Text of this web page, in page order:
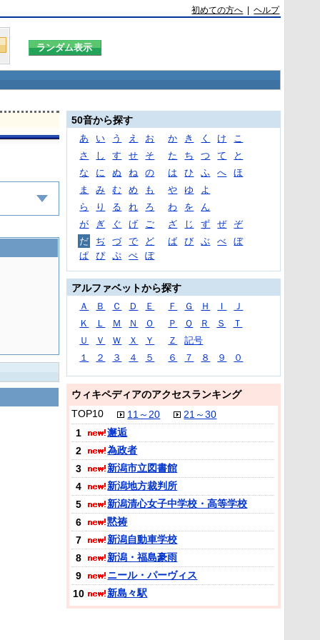
初めての方へ |ヘルプ
50音から探す
あ い う え お か き く け
こ
さ
し す せ そ た ち つ て
と
な
に ぬ ね の は ひ ふ へ
ほ
ま
み む め も や ゆ
よ
ら
り る れ ろ わ を
ん
が
ぎ ぐ げ ご ざ じ ず ぜ
ぞ
だ
ぢ づ で ど ば び ぶ べ
ぼ
ぱ
ぴ ぷ ぺ ぽ
アルファベットから探す
Ａ Ｂ Ｃ Ｄ Ｅ Ｆ Ｇ Ｈ Ｉ
Ｊ
Ｋ
Ｌ Ｍ Ｎ Ｏ Ｐ Ｑ Ｒ Ｓ
Ｔ
Ｕ
Ｖ Ｗ Ｘ Ｙ Ｚ
記号
１
２ ３ ４ ５ ６ ７ ８ ９ ０
ウィキペディアのアクセスランキング
TOP10
11～20
21～30
1
邂逅
2
為政者
3
新潟市立図書館
4
新潟地方裁判所
5
新潟清心女子中学校・高等学校
6
黙祷
7
新潟自動車学校
8
新潟・福島豪雨
9
ニール・パーヴィス
10
新島々駅